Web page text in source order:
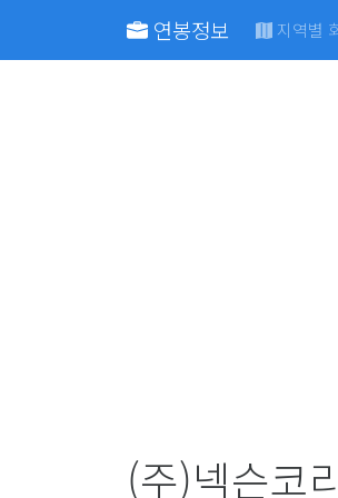
연봉정보 지역별
(주)넥슨코